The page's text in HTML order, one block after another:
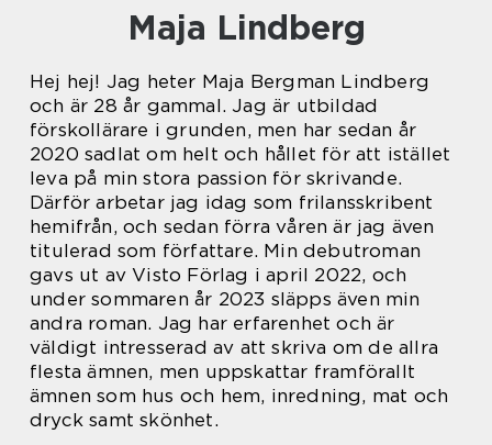
Maja Lindberg
Hej hej! Jag heter Maja Bergman Lindberg
och är 28 år gammal. Jag är utbildad
förskollärare i grunden, men har sedan år
2020 sadlat om helt och hållet för att istället
leva på min stora passion för skrivande.
Därför arbetar jag idag som frilansskribent
hemifrån, och sedan förra våren är jag även
titulerad som författare. Min debutroman
gavs ut av Visto Förlag i april 2022, och
under sommaren år 2023 släpps även min
andra roman. Jag har erfarenhet och är
väldigt intresserad av att skriva om de allra
flesta ämnen, men uppskattar framförallt
ämnen som hus och hem, inredning, mat och
dryck samt skönhet.